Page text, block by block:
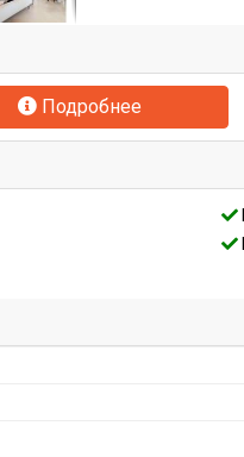
Подробнее